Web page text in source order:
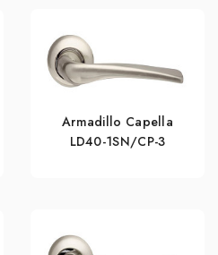
Armadillo Capella
LD40-1SN/CP-3